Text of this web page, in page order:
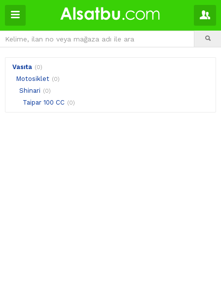
Vasıta (0)
Motosiklet (0)
Shinari (0)
Taipar 100 CC (0)